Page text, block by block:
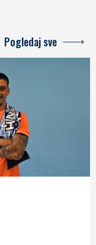
Pogledaj sve